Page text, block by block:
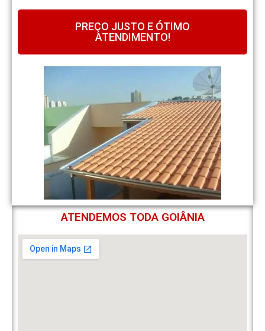
PREÇO JUSTO E ÓTIMO
ATENDIMENTO!
ATENDEMOS TODA GOIÂNIA